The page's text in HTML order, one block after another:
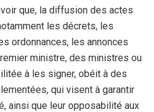
que, la diffusion des actes
les décrets, les
ordonnances, les annonces
ministre, des ministres ou
à les signer, obéit à des
qui visent à garantir
ainsi que leur opposabilité aux